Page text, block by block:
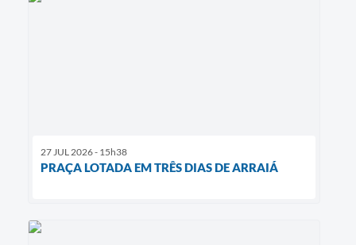
27 JUL 2026 - 15h38
PRAÇA LOTADA EM TRÊS DIAS DE ARRAIÁ